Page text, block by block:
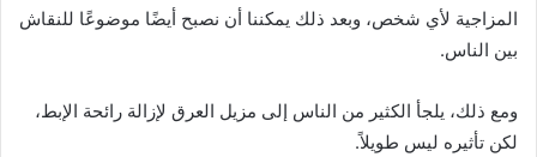
المزاجية لأي شخص، وبعد ذلك يمكننا أن نصبح أيضًا موضوعًا للنقاش
بين الناس.
ومع ذلك، يلجأ الكثير من الناس إلى مزيل العرق لإزالة رائحة الإبط،
لكن تأثيره ليس طويلاً.